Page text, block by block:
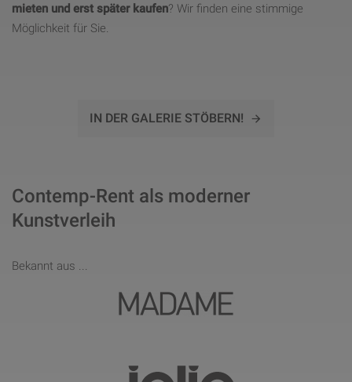
mieten und erst später kaufen? Wir finden eine stimmige
Möglichkeit für Sie.
IN DER GALERIE STÖBERN!
Contemp-Rent als moderner
Kunstverleih
Bekannt aus ...